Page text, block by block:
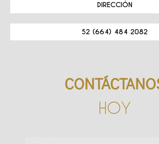
DIRECCIÓN
52 (664) 484 2082
HOY